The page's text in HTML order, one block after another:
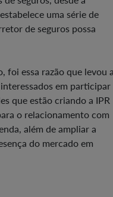
uma série de
de seguros possa
foi essa razão que levou a
em participar
que estão criando a IPR
o relacionamento com
além de ampliar a
do mercado em